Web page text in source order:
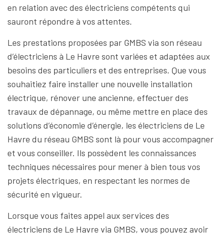
en relation avec des électriciens compétents qui
sauront répondre à vos attentes.
Les prestations proposées par GMBS via son réseau
d’électriciens à Le Havre sont variées et adaptées aux
besoins des particuliers et des entreprises. Que vous
souhaitiez faire installer une nouvelle installation
électrique, rénover une ancienne, effectuer des
travaux de dépannage, ou même mettre en place des
solutions d’économie d’énergie, les électriciens de Le
Havre du réseau GMBS sont là pour vous accompagner
et vous conseiller. Ils possèdent les connaissances
techniques nécessaires pour mener à bien tous vos
projets électriques, en respectant les normes de
sécurité en vigueur.
Lorsque vous faites appel aux services des
électriciens de Le Havre via GMBS, vous pouvez avoir